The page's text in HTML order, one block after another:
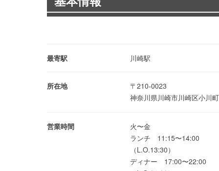
最寄駅 川崎駅
所在地
〒210-0023
神奈川県川崎市川崎区小川
営業時間
火〜金
ランチ 11:15〜14:00
（L.O.13:30）
ディナー 17:00〜22:00